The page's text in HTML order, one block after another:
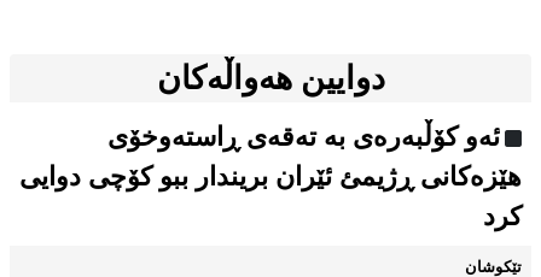
دوایین هەواڵەکان
ئەو کۆڵبەرەی بە تەقەی ڕاستەوخۆی
هێزەکانی ڕژیمئ ئێران بریندار ببو کۆچی دوایی
کرد
تێکوشان